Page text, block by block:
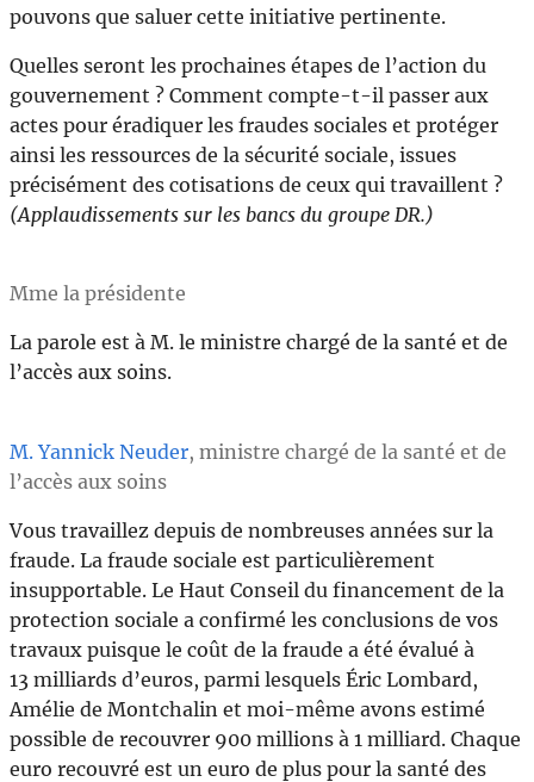
pouvons que saluer cette initiative pertinente.
Quelles seront les prochaines étapes de l’action du
gouvernement ? Comment compte-t-il passer aux
actes pour éradiquer les fraudes sociales et protéger
ainsi les ressources de la sécurité sociale, issues
précisément des cotisations de ceux qui travaillent ?
(Applaudissements sur les bancs du groupe DR.)
Mme la présidente
La parole est à M. le ministre chargé de la santé et de
l’accès aux soins.
M. Yannick Neuder, ministre chargé de la santé et de
l’accès aux soins
Vous travaillez depuis de nombreuses années sur la
fraude. La fraude sociale est particulièrement
insupportable. Le Haut Conseil du financement de la
protection sociale a confirmé les conclusions de vos
travaux puisque le coût de la fraude a été évalué à
13 milliards d’euros, parmi lesquels Éric Lombard,
Amélie de Montchalin et moi-même avons estimé
possible de recouvrer 900 millions à 1 milliard. Chaque
euro recouvré est un euro de plus pour la santé des